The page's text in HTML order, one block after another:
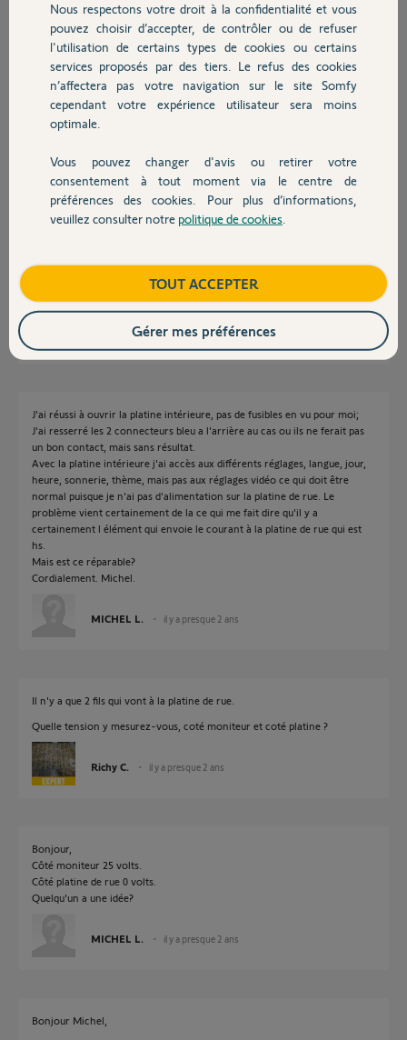
Chauffage
Autres produits
Devis avec un pro
Contact
Michel.
MICHEL L.
il y a presque 2 ans
Participer au fil de discussion
Réponses
Bonjour,
de rue. Le câble entre les deux n'est pas coupé""""
Là, il faut investiguer un peu plus ...
il y a presque 2 ans
J'ai réussi à ouvrir la platine intérieure, pas de fusibles en vu pour moi;
J'ai resserré les 2 connecteurs bleu a l'arrière au cas ou ils ne ferait pas
un bon contact, mais sans résultat.
Avec la platine intérieure j'ai accès aux différents réglages, langue, jour,
heure, sonnerie, thème, mais pas aux réglages vidéo ce qui doit être
normal puisque je n'ai pas d'alimentation sur la platine de rue. Le
problème vient certainement de la ce qui me fait dire qu'il y a
certainement l élément qui envoie le courant à la platine de rue qui est
hs.
Mais est ce réparable?
Cordialement. Michel.
MICHEL L. il y a presque 2 ans
Il n'y a que 2 fils qui vont à la platine de rue.
Quelle tension y mesurez-vous, coté moniteur et coté platine ?
Richy C. il y a presque 2 ans
Bonjour,
Côté moniteur 25 volts.
Côté platine de rue 0 volts.
Quelqu'un a une idée?
MICHEL L. il y a presque 2 ans
Bonjour Michel,
Nous respectons votre droit à la confidentialité et vous
pouvez choisir d’accepter, de contrôler ou de refuser
l'utilisation de certains types de cookies ou certains
services proposés par des tiers. Le refus des cookies
n’affectera pas votre navigation sur le site Somfy
cependant votre expérience utilisateur sera moins
optimale.
Vous pouvez changer d'avis ou retirer votre
consentement à tout moment via le centre de
préférences des cookies. Pour plus d’informations,
veuillez consulter notre politique de cookies
TOUT ACCEPTER
Gérer mes préférences